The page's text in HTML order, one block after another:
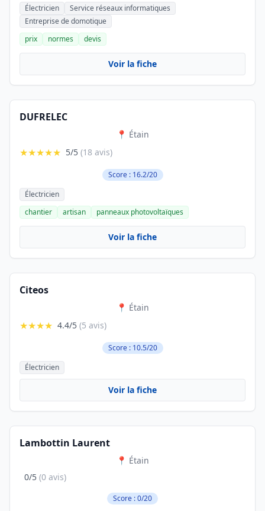
Électricien
Service réseaux informatiques
Entreprise de domotique
prix
normes devis
Voir la fiche
DUFRELEC
📍 Étain
★★★★★ 5/5 (18 avis)
Score : 16.2/20
Électricien
chantier
artisan panneaux photovoltaïques
Voir la fiche
Citeos
📍 Étain
★★★★ 4.4/5 (5 avis)
Score : 10.5/20
Électricien
Voir la fiche
Lambottin Laurent
📍 Étain
0/5 (0 avis)
Score : 0/20